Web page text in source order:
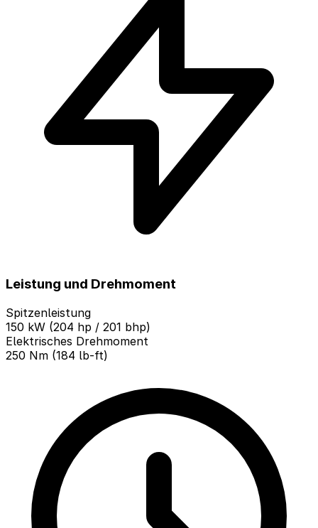
Leistung und Drehmoment
Spitzenleistung
150 kW (204 hp / 201 bhp)
Elektrisches Drehmoment
250 Nm (184 lb-ft)